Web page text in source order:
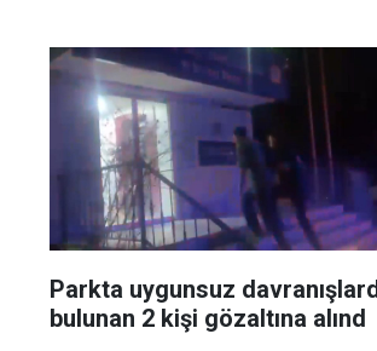
Parkta uygunsuz
bulunan 2 kişi gözaltına alınd